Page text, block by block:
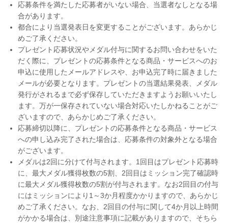
応募条件を満たした応募者がいない場合、当選者なしとなる場
合があります。
都合により当選発表日を変更することがございます。あらかじ
めご了承ください。
プレゼント応募状況やメダル付与に関するお問い合わせをいた
だく際に、プレゼントの応募条件となる商品・サービスへのお
申込に使用したメールアドレスや、お申込完了時に届きました
メールが必要となります。プレゼントの当選結果発表、メダル
発行がされるまで必ず保存していただきますようお願いいたし
ます。万が一保存されていない場合対応いたしかねることがご
ざいますので、あらかじめご了承ください。
応募締切以降に、プレゼントの応募条件となる商品・サービス
への申し込み完了された場合は、応募条件の対象外となる場合
がございます。
メダルは2回に分けて付与されます。1回目はプレゼント応募時
に、最大メダル獲得枚数の5割、2回目はミッション完了確認時
に最大メダル獲得枚数の5割が付与されます。なお2回目の付与
にはミッションにより1～3か月程度かかりますので、あらかじ
めご了承ください。なお、2回目の付与に関して4か月以上時間
がかかる場合は、別途注意事項に記載がありますので、そちら